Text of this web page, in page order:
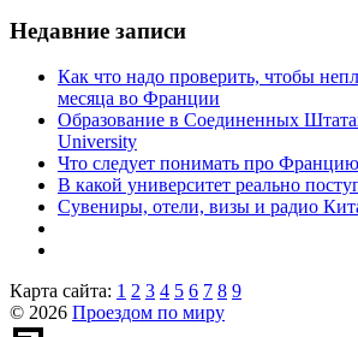
Недавние записи
Как что надо проверить, чтобы
месяца во Франции
Образование в Соединенных
University
Что следует понимать про Францию
В какой университет реально
Сувениры, отели, визы и радио
Карта сайта: 1 2 3 4 5 6 7 8 9
© 2026 Проездом по миру